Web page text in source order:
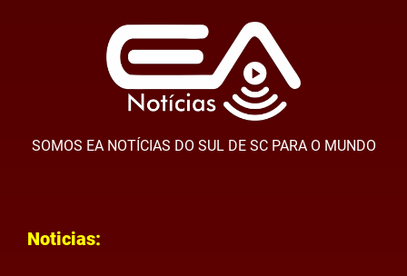
SOMOS EA NOTÍCIAS DO SUL DE SC PARA O MUNDO
Noticias: